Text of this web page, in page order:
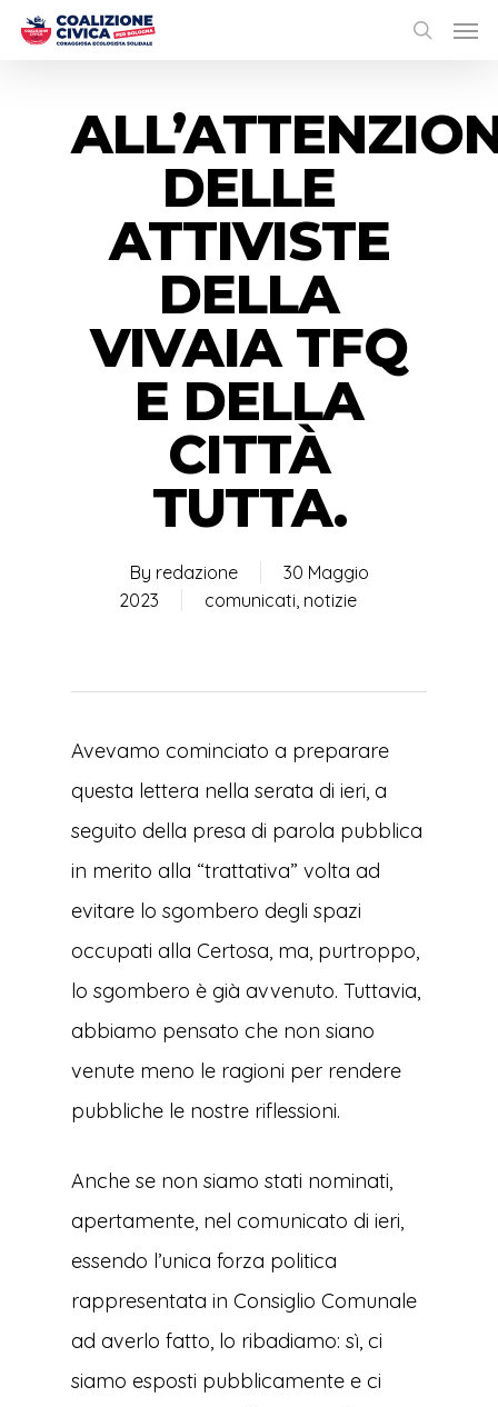
DELLE
ATTIVISTE
DELLA
VIVAIA TFQ
E DELLA
CITTÀ
TUTTA.
By redazione
30 Maggio
2023
comunicati, notizie
Avevamo cominciato a preparare
questa lettera nella serata di ieri, a
seguito della presa di parola pubblica
in merito alla “trattativa” volta ad
evitare lo sgombero degli spazi
occupati alla Certosa, ma, purtroppo,
lo sgombero è già avvenuto. Tuttavia,
abbiamo pensato che non siano
venute meno le ragioni per rendere
pubbliche le nostre riflessioni.
Anche se non siamo stati nominati,
apertamente, nel comunicato di ieri,
essendo l’unica forza politica
rappresentata in Consiglio Comunale
ad averlo fatto, lo ribadiamo: sì, ci
siamo esposti pubblicamente e ci